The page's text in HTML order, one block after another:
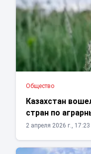
Общество
Казахстан
стран по
2 апреля 2026 г., 17:23